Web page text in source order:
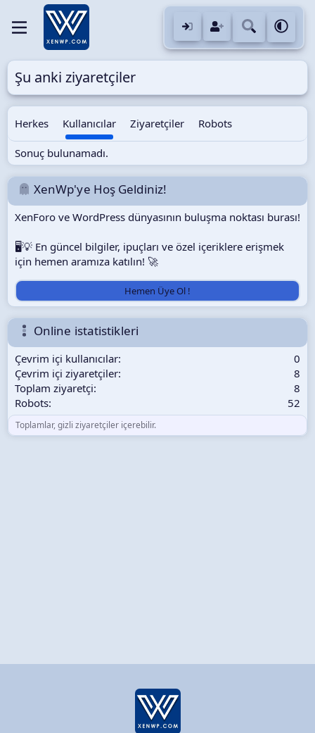
Şu anki ziyaretçiler
Herkes Kullanıcılar Ziyaretçiler Robots
Sonuç bulunamadı.
XenWp'ye Hoş Geldiniz!
XenForo ve WordPress dünyasının buluşma noktası burası!
🖥️💡 En güncel bilgiler, ipuçları ve özel içeriklere erişmek
için hemen aramıza katılın! 🚀
Hemen Üye Ol !
Online istatistikleri
Çevrim içi kullanıcılar
0
Çevrim içi ziyaretçiler
8
Toplam ziyaretçi
8
Robots
52
Toplamlar, gizli ziyaretçiler içerebilir.